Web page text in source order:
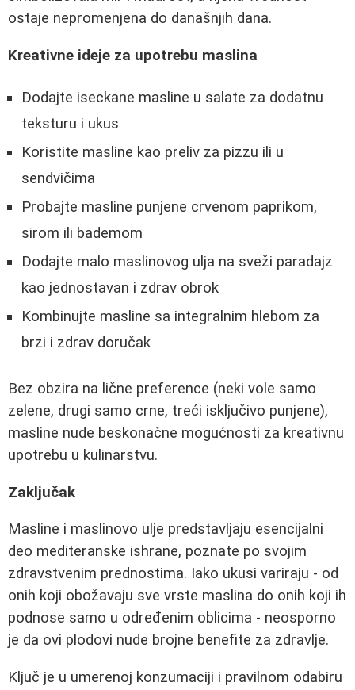
ostaje nepromenjena do današnjih dana.
Kreativne ideje za upotrebu maslina
Dodajte iseckane masline u salate za dodatnu
teksturu i ukus
Koristite masline kao preliv za pizzu ili u
sendvičima
Probajte masline punjene crvenom paprikom,
sirom ili bademom
Dodajte malo maslinovog ulja na sveži paradajz
kao jednostavan i zdrav obrok
Kombinujte masline sa integralnim hlebom za
brzi i zdrav doručak
Bez obzira na lične preference (neki vole samo
zelene, drugi samo crne, treći isključivo punjene),
masline nude beskonačne mogućnosti za kreativnu
upotrebu u kulinarstvu.
Zaključak
Masline i maslinovo ulje predstavljaju esencijalni
deo mediteranske ishrane, poznate po svojim
zdravstvenim prednostima. Iako ukusi variraju - od
onih koji obožavaju sve vrste maslina do onih koji ih
podnose samo u određenim oblicima - neosporno
je da ovi plodovi nude brojne benefite za zdravlje.
Ključ je u umerenoj konzumaciji i pravilnom odabiru